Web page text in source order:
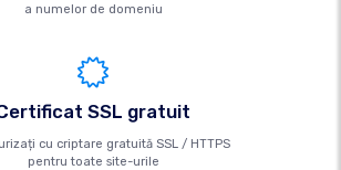
a numelor de domeniu
SSL gratuit
cu criptare gratuită SSL / HTTPS
pentru toate site-urile